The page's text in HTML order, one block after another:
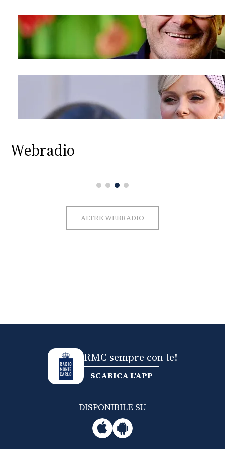
Webradio
ALTRE WEBRADIO
RMC sempre con te!
SCARICA L'APP
DISPONIBILE SU